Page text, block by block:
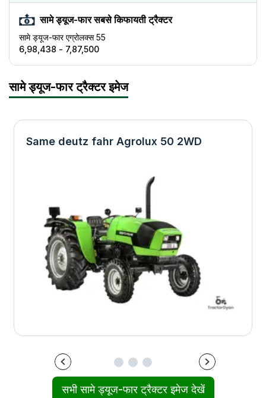
सामे ड्यूज-फार सबसे किफायती ट्रैक्टर
सामे ड्यूज-फार एग्रोलक्स 55
₹6,98,438 - ₹7,87,500
सामे ड्यूज-फार ट्रैक्टर इमेज
Same deutz fahr Agrolux 50 2WD
सभी सामे ड्यूज-फार ट्रैक्टर इमेज देखें